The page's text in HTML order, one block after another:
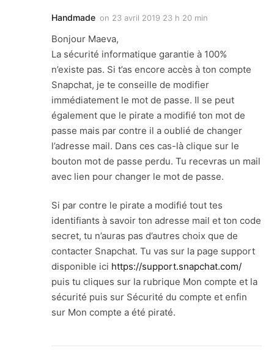
Handmade on 23 avril 2019 23 h 20 min
Bonjour Maeva,
La sécurité informatique garantie à 100%
n’existe pas. Si t’as encore accès à ton compte
Snapchat, je te conseille de modifier
immédiatement le mot de passe. Il se peut
également que le pirate a modifié ton mot de
passe mais par contre il a oublié de changer
l’adresse mail. Dans ces cas-là clique sur le
bouton mot de passe perdu. Tu recevras un mail
avec lien pour changer le mot de passe.
Si par contre le pirate a modifié tout tes
identifiants à savoir ton adresse mail et ton code
secret, tu n’auras pas d’autres choix que de
contacter Snapchat. Tu vas sur la page support
disponible ici https://support.snapchat.com/
puis tu cliques sur la rubrique Mon compte et la
sécurité puis sur Sécurité du compte et enfin
sur Mon compte a été piraté.